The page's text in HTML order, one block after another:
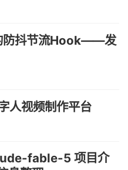
防抖节流Hook——发
人视频制作平台
fable-5 项目介